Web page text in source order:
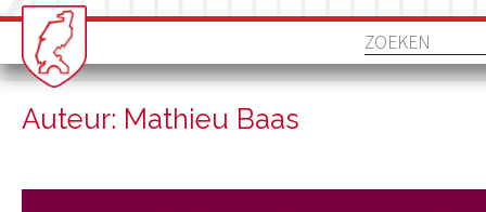
Auteur: Mathieu Baas